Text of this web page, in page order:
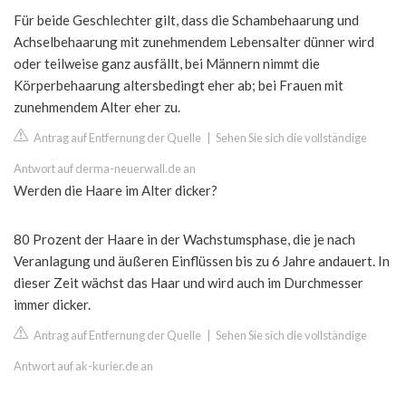
Für beide Geschlechter gilt, dass die Schambehaarung und
Achselbehaarung mit zunehmendem Lebensalter dünner wird
oder teilweise ganz ausfällt, bei Männern nimmt die
Körperbehaarung altersbedingt eher ab; bei Frauen mit
zunehmendem Alter eher zu.
Antrag auf Entfernung der Quelle Sehen Sie sich die vollständige
Antwort auf derma-neuerwall.de an
Werden die Haare im Alter dicker?
80 Prozent der Haare in der Wachstumsphase, die je nach
Veranlagung und äußeren Einflüssen bis zu 6 Jahre andauert. In
dieser Zeit wächst das Haar und wird auch im Durchmesser
immer dicker.
Antrag auf Entfernung der Quelle Sehen Sie sich die vollständige
Antwort auf ak-kurier.de an